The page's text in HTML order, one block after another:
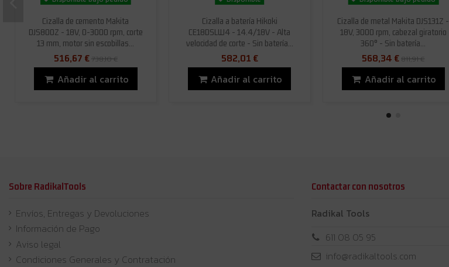
Cizalla de cemento Makita
DJS800Z - 18V, 0-3000 rpm, corte
13 mm, motor sin escobillas...
516,67 €738,10 €
Añadir al carrito
Cizalla a batería Hikoki
CE18DSLW4 - 14.4/18V - Alta
velocidad de corte - Sin batería...
582,01 €
Añadir al carrito
Cizalla de metal Makita DJS131Z -
18V, 3000 rpm, cabezal giratorio
360° - Sin batería...
568,34 € 811,91 €
Añadir al carrito
Sobre RadikalTools
Envíos, Entregas y Devoluciones
Información de Pago
Aviso legal
Condiciones Generales y Contratación
Contactar con nosotros
Radikal Tools
611 08 05 95
info@radikaltools.com